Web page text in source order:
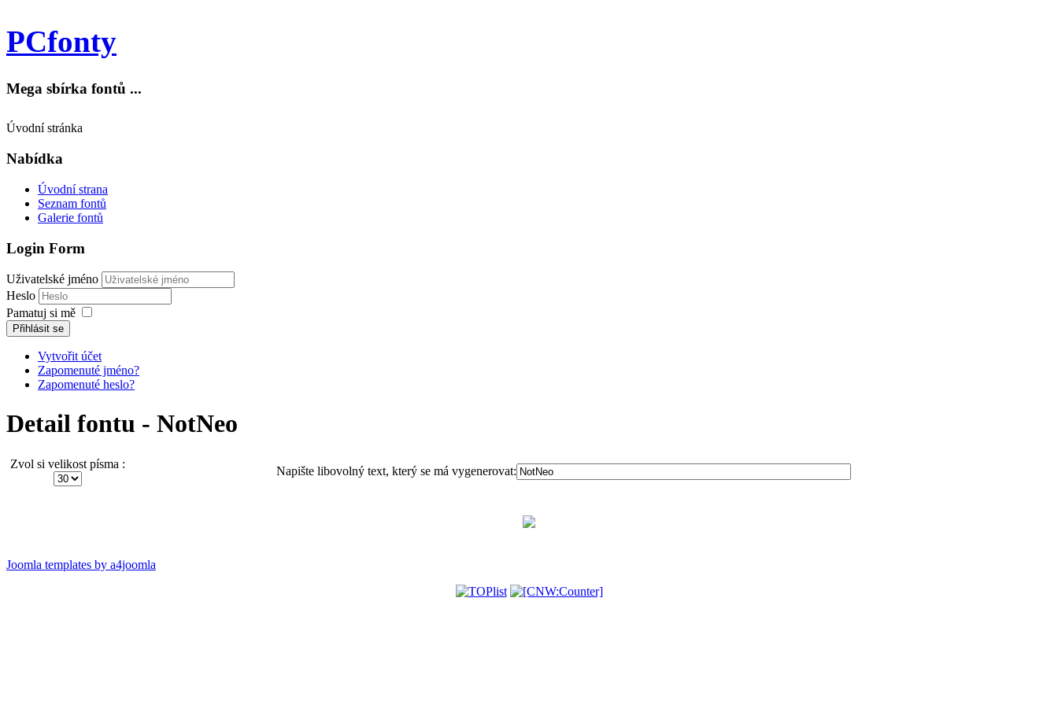
PCfonty
Mega sbírka fontů ...
Úvodní stránka
Nabídka
Úvodní strana
Seznam fontů
Galerie fontů
Login Form
Uživatelské jméno
Heslo
Pamatuj si mě
Přihlásit se
Vytvořit účet
Zapomenuté jméno?
Zapomenuté heslo?
Detail fontu - NotNeo
Zvol si velikost písma :
Napište libovolný text, který se má vygenerovat:
Joomla templates by a4joomla